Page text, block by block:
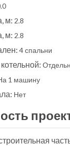
м: 2.8
м: 2.8
4 спальни
1 машину
Нет